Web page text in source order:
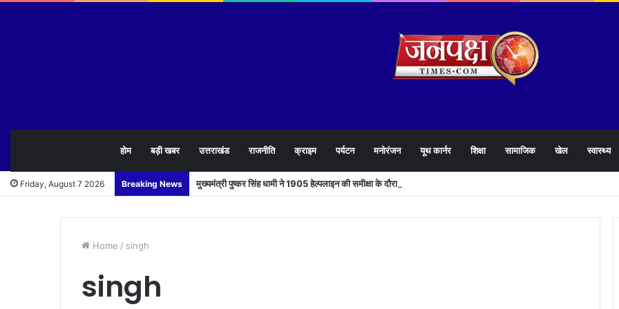
होम बड़ी खबर उत्तराखंड राजनीति क्राइम पर्यटन मनोरंजन यूथ कार्नर शिक्षा सामाजिक खेल स्वास्थ्य
Friday, August 7 2026 Breaking News मुख्यमंत्री पुष्कर सिंह धामी ने 1905 हेल्पलाइन की समीक्षा के दौरान लापरवाह अधिकारियों को लगाई फटकार
Home / singh
singh